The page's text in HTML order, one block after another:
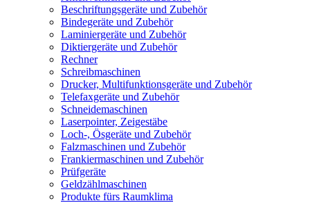
Beschriftungsgeräte und Zubehör
Bindegeräte und Zubehör
Laminiergeräte und Zubehör
Diktiergeräte und Zubehör
Rechner
Schreibmaschinen
Drucker, Multifunktionsgeräte und Zubehör
Telefaxgeräte und Zubehör
Schneidemaschinen
Laserpointer, Zeigestäbe
Loch-, Ösgeräte und Zubehör
Falzmaschinen und Zubehör
Frankiermaschinen und Zubehör
Prüfgeräte
Geldzählmaschinen
Produkte fürs Raumklima